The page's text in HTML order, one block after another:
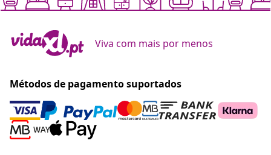
Viva com mais por menos
Métodos de pagamento suportados